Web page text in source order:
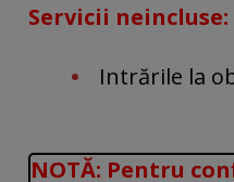
Servicii neincluse:
Intrările la
NOTĂ: Pentru